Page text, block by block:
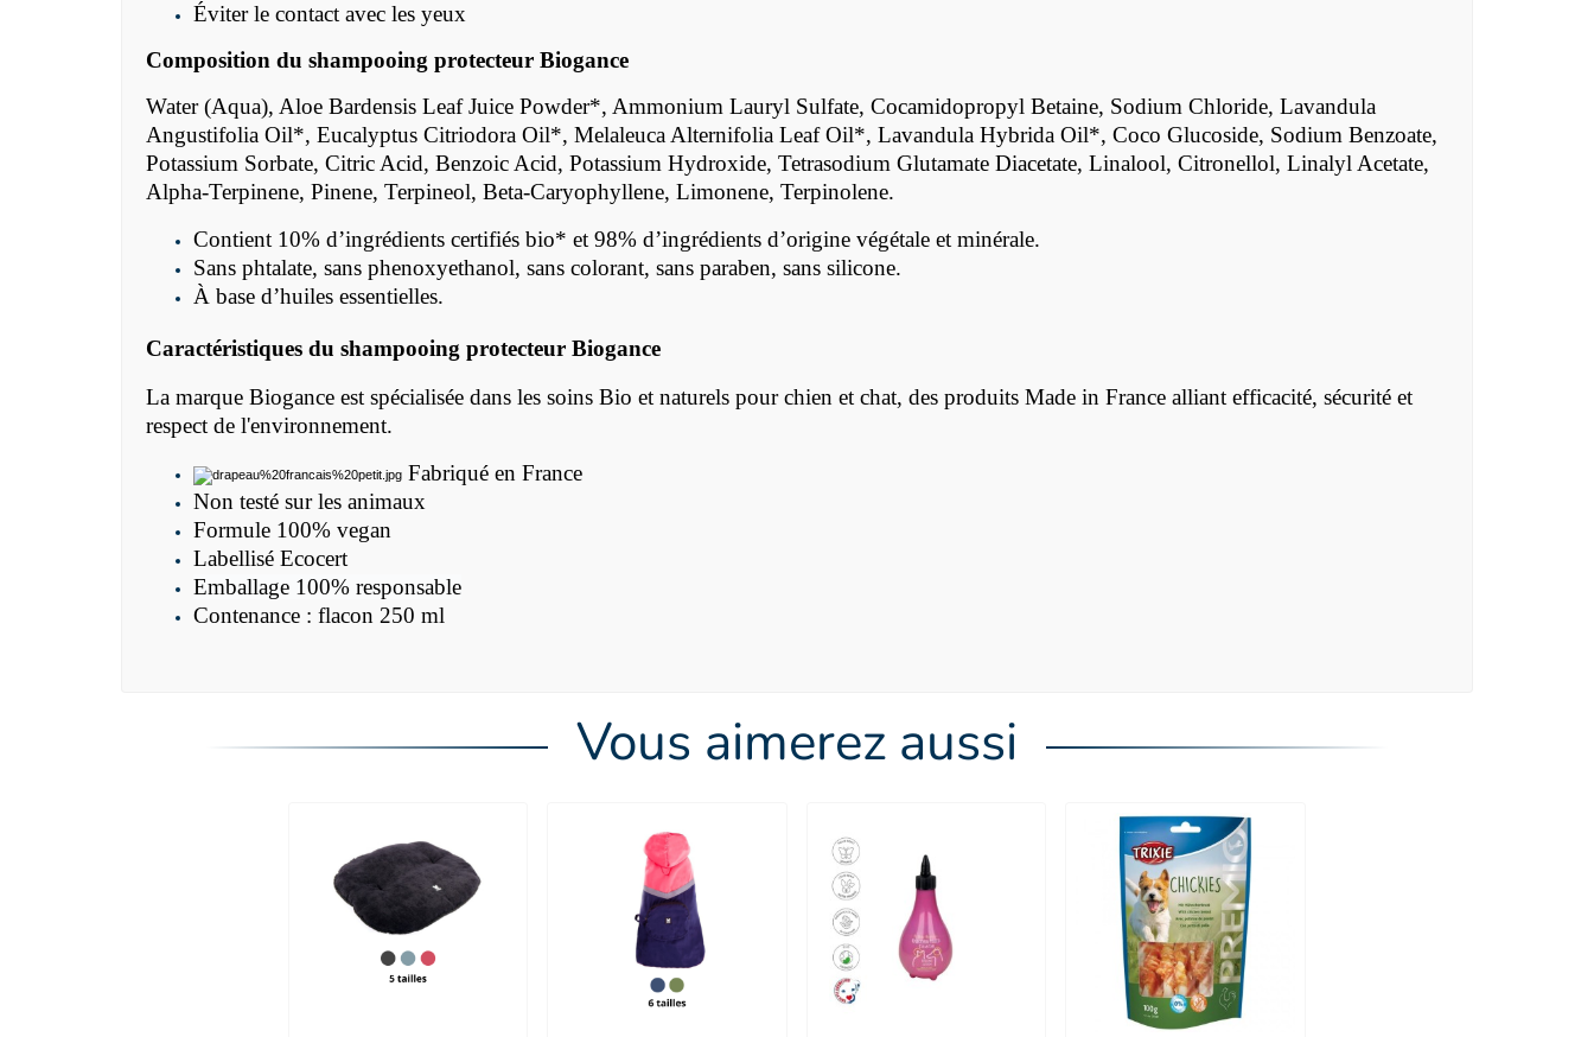
Éviter le contact avec les yeux
Composition du shampooing protecteur Biogance
Water (Aqua), Aloe Bardensis Leaf Juice Powder*, Ammonium Lauryl Sulfate, Cocamidopropyl Betaine, Sodium Chloride, Lavandula
Angustifolia Oil*, Eucalyptus Citriodora Oil*, Melaleuca Alternifolia LeafOil*, Lavandula Hybrida Oil*, Coco Glucoside, Sodium Benzoate,
Potassium Sorbate, Citric Acid, Benzoic Acid, Potassium Hydroxide, Tetrasodium Glutamate Diacetate, Linalool, Citronellol, Linalyl Acetate,
Alpha-Terpinene, Pinene, Terpineol, Beta-Caryophyllene, Limonene, Terpinolene.
Contient 10% d’ingrédients certifiés bio* et 98% d’ingrédients d’origine végétale et minérale.
Sans phtalate, sans phenoxyethanol, sans colorant, sans paraben, sans silicone.
À base d’huiles essentielles.
Caractéristiques du shampooing protecteur Biogance
La marque Biogance est spécialisée dans les soins Bio et naturels pour chien et chat, des produits Made in France alliant efficacité, sécurité et
respect de l'environnement.
Fabriqué en France
Non testé sur les animaux
Formule 100% vegan
Labellisé Ecocert
Emballage 100% responsable
Contenance : flacon 250 ml
Vous aimerez aussi